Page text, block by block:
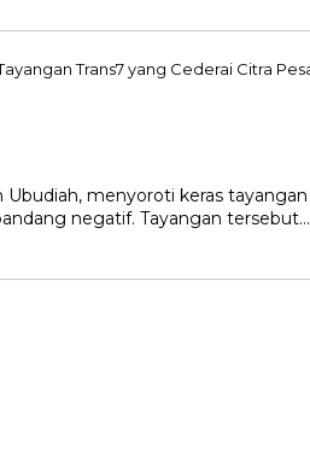
Ubudiah, menyoroti keras tayangan
negatif. Tayangan tersebut…